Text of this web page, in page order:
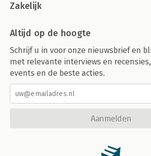
Zakelijk
Altijd op de hoogte
Schrijf u in voor onze nieuwsbrief en
met relevante interviews en
events en de beste acties.
Aanmelden